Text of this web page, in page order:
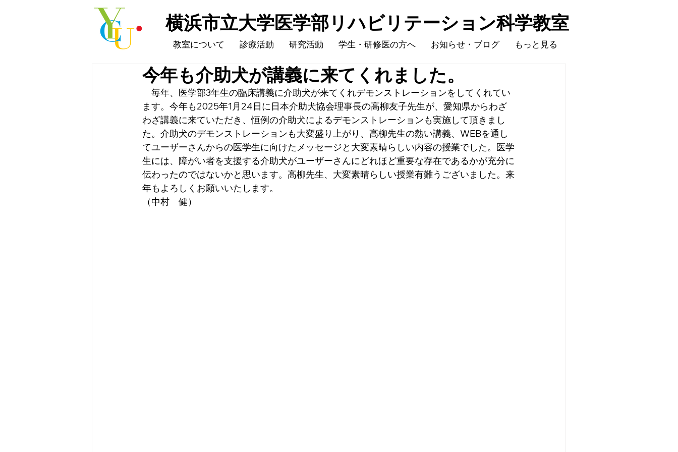
横浜市立大学医学部​リハビリテーション科学教室
教室について 診療活動 研究活動 学生・研修医の方へ お知らせ・ブログ もっと見る
今年も介助犬が講義に来てくれました。
毎年、医学部3年生の臨床講義に介助犬が来てくれデモンストレーションをしてくれてい
ます。今年も2025年1月24日に日本介助犬協会理事長の高柳友子先生が、愛知県からわざ
わざ講義に来ていただき、恒例の介助犬によるデモンストレーションも実施して頂きまし
た。介助犬のデモンストレーションも大変盛り上がり、高柳先生の熱い講義、WEBを通し
てユーザーさんからの医学生に向けたメッセージと大変素晴らしい内容の授業でした。医学
生には、障がい者を支援する介助犬がユーザーさんにどれほど重要な存在であるかが充分に
伝わったのではないかと思います。高柳先生、大変素晴らしい授業有難うございました。来
年もよろしくお願いいたします。
（中村　健）